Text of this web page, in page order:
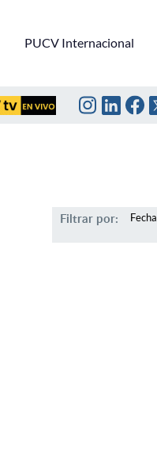
PUCV Internacional
Filtrar por: Fecha